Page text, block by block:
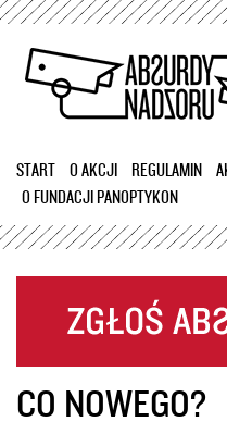
Przejdź
treści
START O AKCJI REGULAMIN
O FUNDACJI PANOPTYKON
CO NOWEGO?